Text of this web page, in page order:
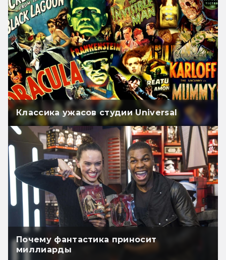
Классика ужасов студии Universal
Почему фантастика приносит
миллиарды